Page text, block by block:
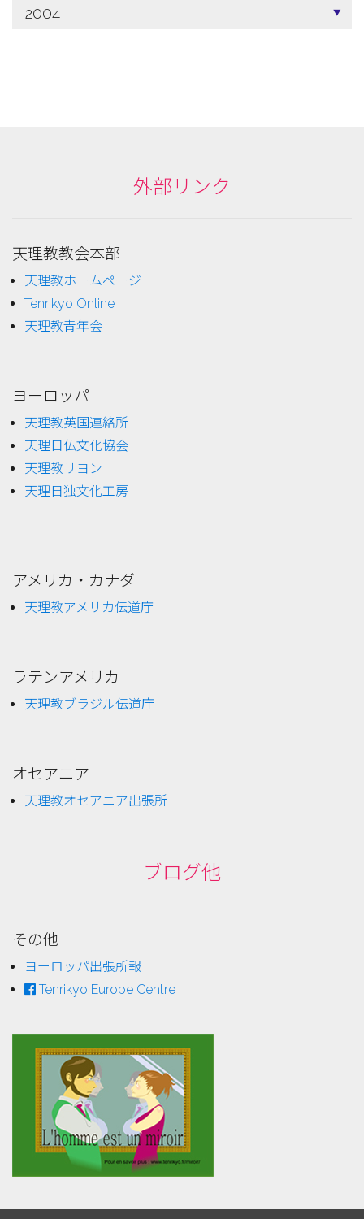
2004
外部リンク
天理教教会本部
天理教ホームページ
Tenrikyo Online
天理教青年会
ヨーロッパ
天理教英国連絡所
天理日仏文化協会
天理教リヨン
天理日独文化工房
アメリカ・カナダ
天理教アメリカ伝道庁
ラテンアメリカ
天理教ブラジル伝道庁
オセアニア
天理教オセアニア出張所
ブログ他
その他
ヨーロッパ出張所報
Tenrikyo Europe Centre